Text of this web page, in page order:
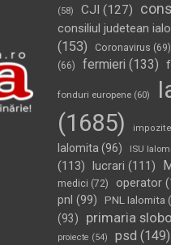
(58)
CJI (127)
consiliul judetean
(153)
Coronavirus (69)
(66)
fermieri (133)
fonduri europene(60)
(1685)
impozite
Ialomita (96) ISU
(113) lucrari (111)
medici (72) operator
pnl (99) PNL Ialomita
(93)
primaria
proiecte (54) psd (149)